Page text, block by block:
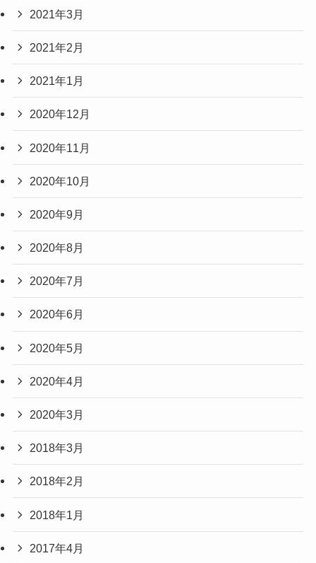
2021年3月
2021年2月
2021年1月
2020年12月
2020年11月
2020年10月
2020年9月
2020年8月
2020年7月
2020年6月
2020年5月
2020年4月
2020年3月
2018年3月
2018年2月
2018年1月
2017年4月